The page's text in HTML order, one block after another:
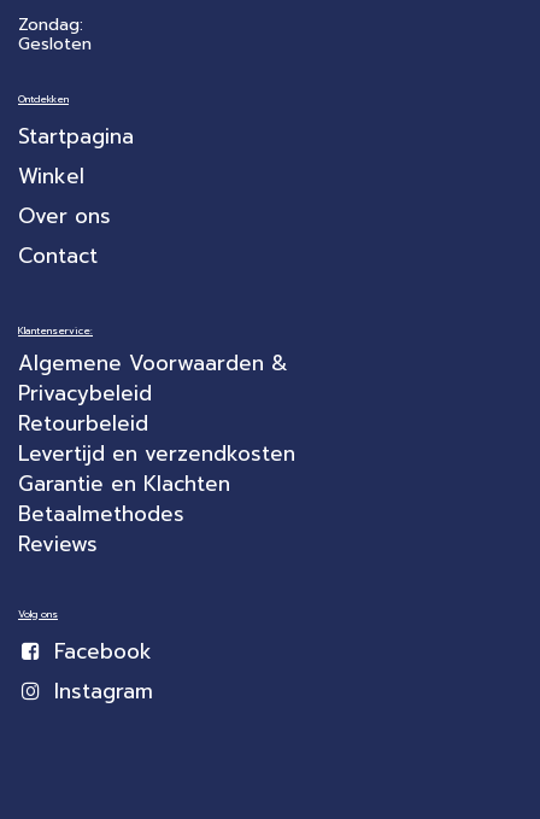
Zondag:
Gesloten
Ontdekken
Startpagina
Winkel
Over ons
Contact
Klantenservice:
Algemene Voorwaarden &
Privacybeleid
Retourbeleid
Levertijd en verzendkosten
Garantie en Klachten
Betaalmethodes
Reviews
Volg ons
Facebook
Instagram